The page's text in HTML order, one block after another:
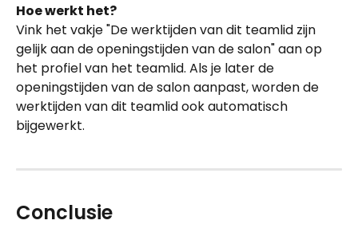
Hoe werkt het?
Vink het vakje "De werktijden van dit teamlid zijn
gelijk aan de openingstijden van de salon" aan op
het profiel van het teamlid. Als je later de
openingstijden van de salon aanpast, worden de
werktijden van dit teamlid ook automatisch
bijgewerkt.
Conclusie